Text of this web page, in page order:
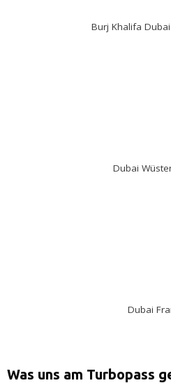
Burj Khalifa
Dubai
Dubai
Was uns am Turbopass